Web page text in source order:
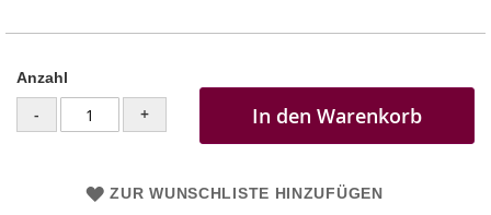
Anzahl
- + In den Warenkorb
ZUR WUNSCHLISTE HINZUFÜGEN